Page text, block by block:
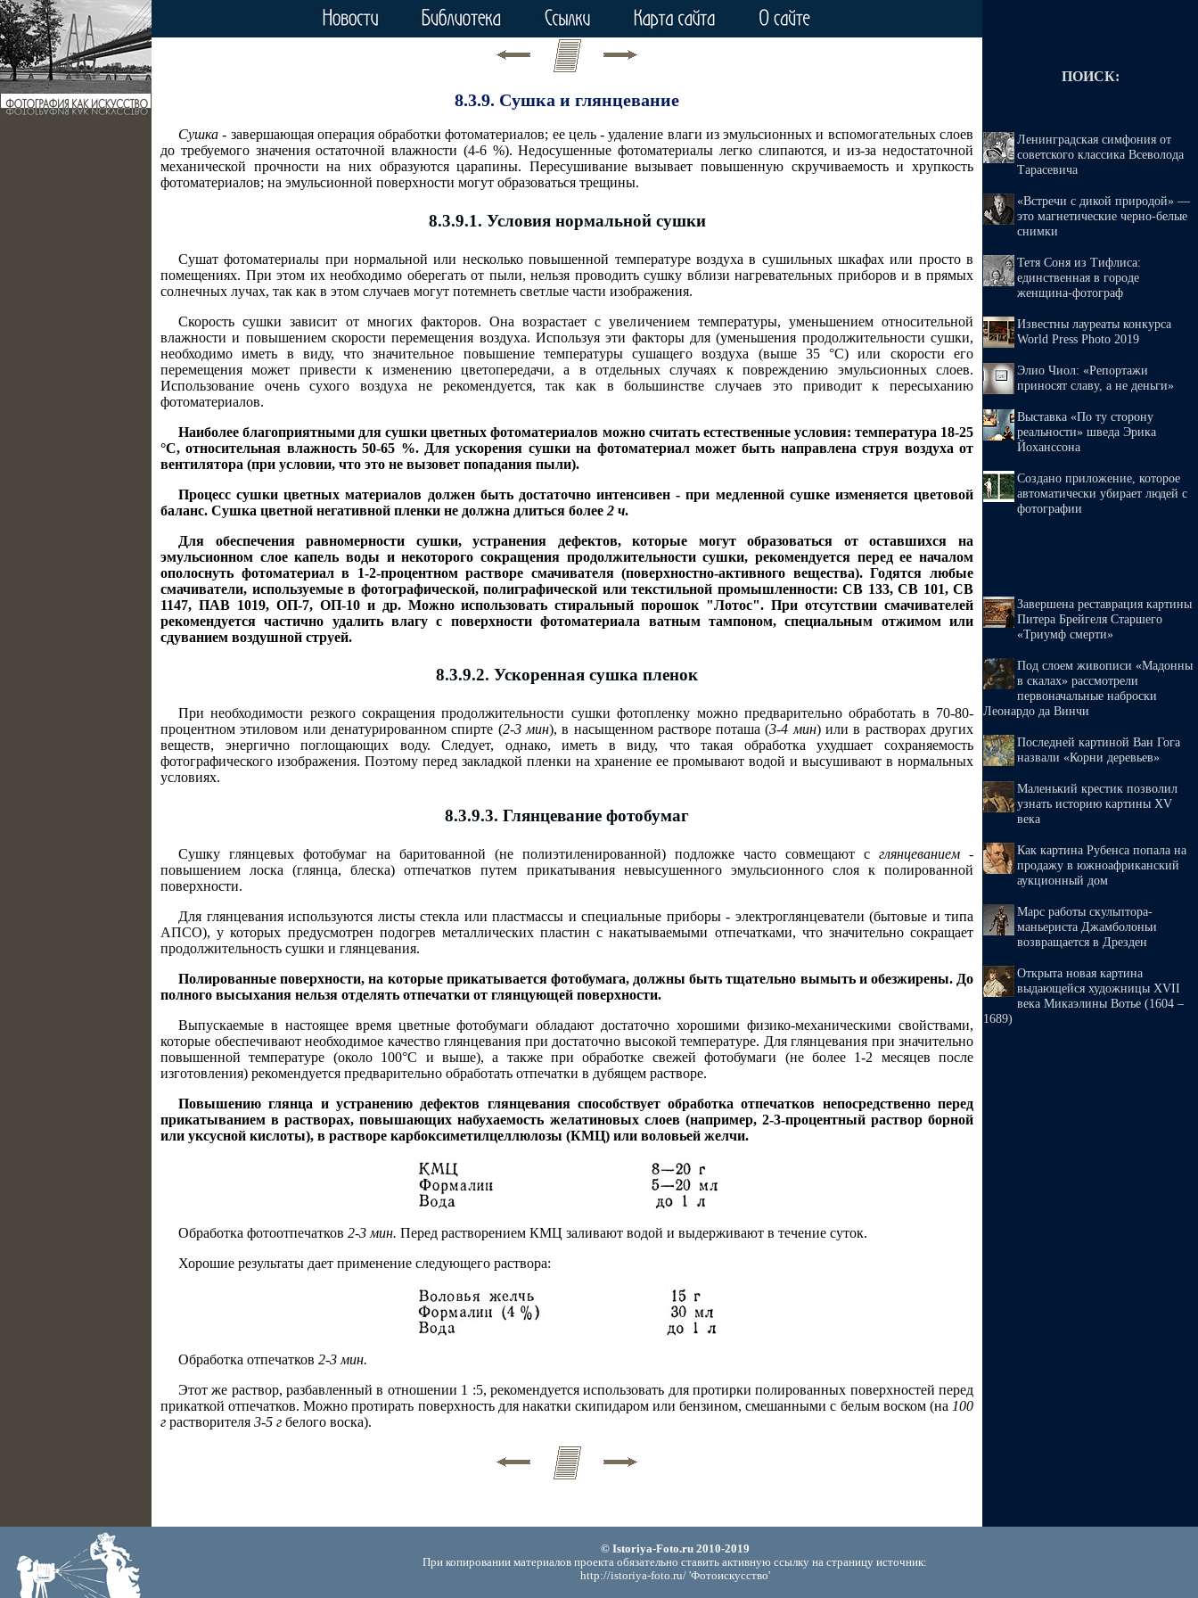
8.3.9. Сушка и глянцевание
Сушка - завершающая операция обработки фотоматериалов; ее цель - удаление влаги из эмульсионных и вспомогательных слоев
до требуемого значения остаточной влажности (4-6 %). Недосушенные фотоматериалы легко слипаются, и из-за недостаточной
механической прочности на них образуются царапины. Пересушивание вызывает повышенную скручиваемость и хрупкость
фотоматериалов; на эмульсионной поверхности могут образоваться трещины.
8.3.9.1. Условия нормальной сушки
Сушат фотоматериалы при нормальной или несколько повышенной температуре воздуха в сушильных шкафах или просто в
помещениях. При этом их необходимо оберегать от пыли, нельзя проводить сушку вблизи нагревательных приборов и в прямых
солнечных лучах, так как в этом случаев могут потемнеть светлые части изображения.
Скорость сушки зависит от многих факторов. Она возрастает с увеличением температуры, уменьшением относительной
влажности и повышением скорости перемещения воздуха. Используя эти факторы для (уменьшения продолжительности сушки,
необходимо иметь в виду, что значительное повышение температуры сушащего воздуха (выше 35 °С) или скорости его
перемещения может привести к изменению цветопередачи, а в отдельных случаях к повреждению эмульсионных слоев.
Использование очень сухого воздуха не рекомендуется, так как в большинстве случаев это приводит к пересыханию
фотоматериалов.
Наиболее благоприятными для сушки цветных фотоматериалов можно считать естественные условия: температура 18-25
°С, относительная влажность 50-65 %. Для ускорения сушки на фотоматериал может быть направлена струя воздуха от
вентилятора (при условии, что это не вызовет попадания пыли).
Процесс сушки цветных материалов должен быть достаточно интенсивен - при медленной сушке изменяется цветовой
баланс. Сушка цветной негативной пленки не должна длиться более 2 ч.
Для обеспечения равномерности сушки, устранения дефектов, которые могут образоваться от оставшихся на
эмульсионном слое капель воды и некоторого сокращения продолжительности сушки, рекомендуется перед ее началом
ополоснуть фотоматериал в 1-2-процентном растворе смачивателя (поверхностно-активного вещества). Годятся любые
смачиватели, используемые в фотографической, полиграфической или текстильной промышленности: СВ 133, СВ 101, СВ
1147, ПАВ 1019, ОП-7, ОП-10 и др. Можно использовать стиральный порошок "Лотос". При отсутствии смачивателей
рекомендуется частично удалить влагу с поверхности фотоматериала ватным тампоном, специальным отжимом или
сдуванием воздушной струей.
8.3.9.2. Ускоренная сушка пленок
При необходимости резкого сокращения продолжительности сушки фотопленку можно предварительно обработать в 70-80-
процентном этиловом или денатурированном спирте (2-3 мин), в насыщенном растворе поташа (3-4 мин) или в растворах других
веществ, энергично поглощающих воду. Следует, однако, иметь в виду, что такая обработка ухудшает сохраняемость
фотографического изображения. Поэтому перед закладкой пленки на хранение ее промывают водой и высушивают в нормальных
условиях.
8.3.9.3. Глянцевание фотобумаг
Сушку глянцевых фотобумаг на баритованной (не полиэтиленированной) подложке часто совмещают с глянцеванием -
повышением лоска (глянца, блеска) отпечатков путем прикатывания невысушенного эмульсионного слоя к полированной
поверхности.
Для глянцевания используются листы стекла или пластмассы и специальные приборы - электроглянцеватели (бытовые и типа
АПСО), у которых предусмотрен подогрев металлических пластин с накатываемыми отпечатками, что значительно сокращает
продолжительность сушки и глянцевания.
Полированные поверхности, на которые прикатывается фотобумага, должны быть тщательно вымыть и обезжирены. До
полного высыхания нельзя отделять отпечатки от глянцующей поверхности.
Выпускаемые в настоящее время цветные фотобумаги обладают достаточно хорошими физико-механическими свойствами,
которые обеспечивают необходимое качество глянцевания при достаточно высокой температуре. Для глянцевания при значительно
повышенной температуре (около 100°С и выше), а также при обработке свежей фотобумаги (не более 1-2 месяцев после
изготовления) рекомендуется предварительно обработать отпечатки в дубящем растворе.
Повышению глянца и устранению дефектов глянцевания способствует обработка отпечатков непосредственно перед
прикатыванием в растворах, повышающих набухаемость желатиновых слоев (например, 2-3-процентный раствор борной
или уксусной кислоты), в растворе карбоксиметилцеллюлозы (КМЦ) или воловьей желчи.
Обработка фотоотпечатков 2-3 мин. Перед растворением КМЦ заливают водой и выдерживают в течение суток.
Хорошие результаты дает применение следующего раствора:
Обработка отпечатков 2-3 мин.
Этот же раствор, разбавленный в отношении 1 :5, рекомендуется использовать для протирки полированных поверхностей перед
прикаткой отпечатков. Можно протирать поверхность для накатки скипидаром или бензином, смешанными с белым воском (на 100
г растворителя 3-5 г белого воска).
ПОИСК:
Ленинградская симфония от
советского классика Всеволода
Тарасевича
«Встречи с дикой природой» —
это магнетические черно-белые
снимки
Тетя Соня из Тифлиса:
единственная в городе
женщина-фотограф
Известны лауреаты конкурса
World Press Photo 2019
Элио Чиол: «Репортажи
приносят славу, а не деньги»
Выставка «По ту сторону
реальности» шведа Эрика
Йоханссона
Создано приложение, которое
автоматически убирает людей с
фотографии
Завершена реставрация картины
Питера Брейгеля Старшего
«Триумф смерти»
Под слоем живописи «Мадонны
в скалах» рассмотрели
первоначальные наброски
Леонардо да Винчи
Последней картиной Ван Гога
назвали «Корни деревьев»
Маленький крестик позволил
узнать историю картины XV
века
Как картина Рубенса попала на
продажу в южноафриканский
аукционный дом
Марс работы скульптора-
маньериста Джамболоньи
возвращается в Дрезден
Открыта новая картина
выдающейся художницы XVII
века Микаэлины Вотье (1604 –
1689)
© Istoriya-Foto.ru 2010-2019
При копировании материалов проекта обязательно ставить активную ссылку на страницу источник:
http://istoriya-foto.ru/ 'Фотоискусство'